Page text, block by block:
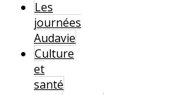
Les
journées
Audavie
Culture
et
santé